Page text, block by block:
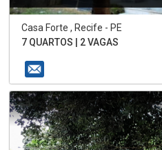
Casa Forte , Recife - PE
7 QUARTOS | 2 VAGAS